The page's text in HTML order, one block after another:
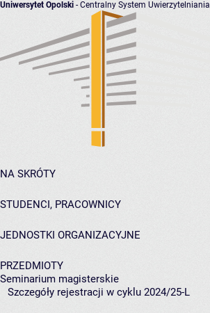
Uniwersytet Opolski - Centralny System Uwierzytelniania
NA SKRÓTY
STUDENCI, PRACOWNICY
JEDNOSTKI ORGANIZACYJNE
PRZEDMIOTY
Seminarium magisterskie
Szczegóły rejestracji w cyklu 2024/25-L